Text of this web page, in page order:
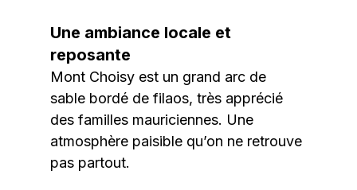
Une ambiance locale et
reposante
Mont Choisy est un grand arc de
sable bordé de filaos, très apprécié
des familles mauriciennes. Une
atmosphère paisible qu’on ne retrouve
pas partout.